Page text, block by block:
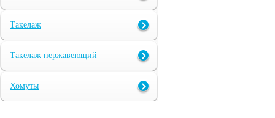
Такелаж
Такелаж нержавеющий
Хомуты